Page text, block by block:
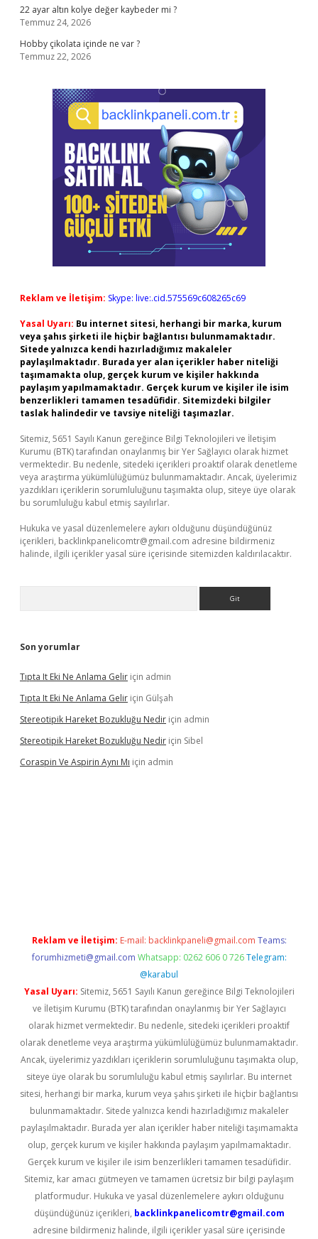
22 ayar altın kolye değer kaybeder mi ?
Temmuz 24, 2026
Hobby çikolata içinde ne var ?
Temmuz 22, 2026
Reklam ve İletişim: Skype: live:.cid.575569c608265c69
Yasal Uyarı: Bu internet sitesi, herhangi bir marka, kurum
veya şahıs şirketi ile hiçbir bağlantısı bulunmamaktadır.
Sitede yalnızca kendi hazırladığımız makaleler
paylaşılmaktadır. Burada yer alan içerikler haber niteliği
taşımamakta olup, gerçek kurum ve kişiler hakkında
paylaşım yapılmamaktadır. Gerçek kurum ve kişiler ile isim
benzerlikleri tamamen tesadüfidir. Sitemizdeki bilgiler
taslak halindedir ve tavsiye niteliği taşımazlar.
Sitemiz, 5651 Sayılı Kanun gereğince Bilgi Teknolojileri ve İletişim
Kurumu (BTK) tarafından onaylanmış bir Yer Sağlayıcı olarak hizmet
vermektedir. Bu nedenle, sitedeki içerikleri proaktif olarak denetleme
veya araştırma yükümlülüğümüz bulunmamaktadır. Ancak, üyelerimiz
yazdıkları içeriklerin sorumluluğunu taşımakta olup, siteye üye olarak
bu sorumluluğu kabul etmiş sayılırlar.
Hukuka ve yasal düzenlemelere aykırı olduğunu düşündüğünüz
içerikleri, backlinkpanelicomtr@gmail.com adresine bildirmeniz
halinde, ilgili içerikler yasal süre içerisinde sitemizden kaldırılacaktır.
Son yorumlar
Tıpta It Eki Ne Anlama Gelir için admin
Tıpta It Eki Ne Anlama Gelir için Gülşah
Stereotipik Hareket Bozukluğu Nedir için admin
Stereotipik Hareket Bozukluğu Nedir için Sibel
Coraspin Ve Aspirin Aynı Mı için admin
Reklam ve İletişim: E-mail: backlinkpaneli@gmail.com Teams:
forumhizmeti@gmail.com Whatsapp: 0262 606 0 726 Telegram:
@karabul
Yasal Uyarı: Sitemiz, 5651 Sayılı Kanun gereğince Bilgi Teknolojileri
ve İletişim Kurumu (BTK) tarafından onaylanmış bir Yer Sağlayıcı
olarak hizmet vermektedir. Bu nedenle, sitedeki içerikleri proaktif
olarak denetleme veya araştırma yükümlülüğümüz bulunmamaktadır.
Ancak, üyelerimiz yazdıkları içeriklerin sorumluluğunu taşımakta olup,
siteye üye olarak bu sorumluluğu kabul etmiş sayılırlar. Bu internet
sitesi, herhangi bir marka, kurum veya şahıs şirketi ile hiçbir bağlantısı
bulunmamaktadır. Sitede yalnızca kendi hazırladığımız makaleler
paylaşılmaktadır. Burada yer alan içerikler haber niteliği taşımamakta
olup, gerçek kurum ve kişiler hakkında paylaşım yapılmamaktadır.
Gerçek kurum ve kişiler ile isim benzerlikleri tamamen tesadüfidir.
Sitemiz, kar amacı gütmeyen ve tamamen ücretsiz bir bilgi paylaşım
platformudur. Hukuka ve yasal düzenlemelere aykırı olduğunu
düşündüğünüz içerikleri, backlinkpanelicomtr@gmail.com
adresine bildirmeniz halinde, ilgili içerikler yasal süre içerisinde